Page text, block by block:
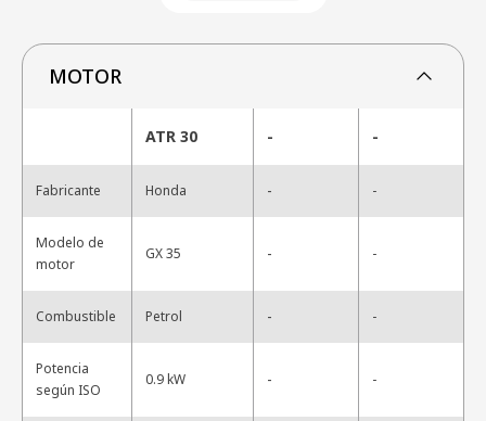
MOTOR
ATR 30 - -
Fabricante Honda - -
Modelo de
motor
GX 35 - -
Combustible Petrol - -
Potencia
según ISO
0.9 kW - -